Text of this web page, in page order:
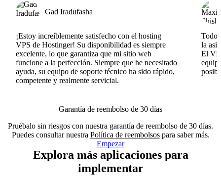
Gad Iradufasha
¡Estoy increíblemente satisfecho con el hosting
VPS de Hostinger! Su disponibilidad es siempre
excelente, lo que garantiza que mi sitio web
funcione a la perfección. Siempre que he necesitado
ayuda, su equipo de soporte técnico ha sido rápido,
competente y realmente servicial.
Todo
la
El
Garantía de reembolso de 30 días
Pruébalo sin riesgos con nuestra garantía de reembolso de 30 días.
Puedes consultar nuestra Política de reembolsospara saber más.
Empezar
Explora más aplicaciones para
implementar